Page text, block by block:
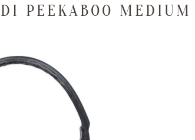
PEEKABOO MEDIUM